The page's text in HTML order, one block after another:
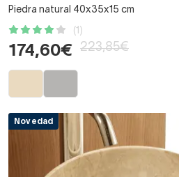
Piedra natural 40x35x15 cm
(1)
174,60€ 223,85€
Novedad